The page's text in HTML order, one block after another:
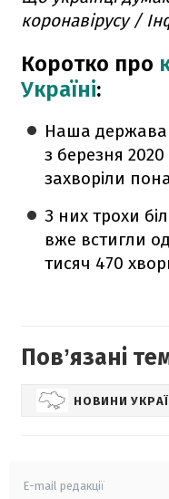
коронавірусу /
Коротко про
Україні:
Наша держава
з березня
захворіли
З них трохи
вже встигли
тисяч 470
Повʼязані
НОВИНИ
E-mail редакції